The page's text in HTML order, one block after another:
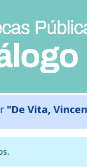
"De Vita,